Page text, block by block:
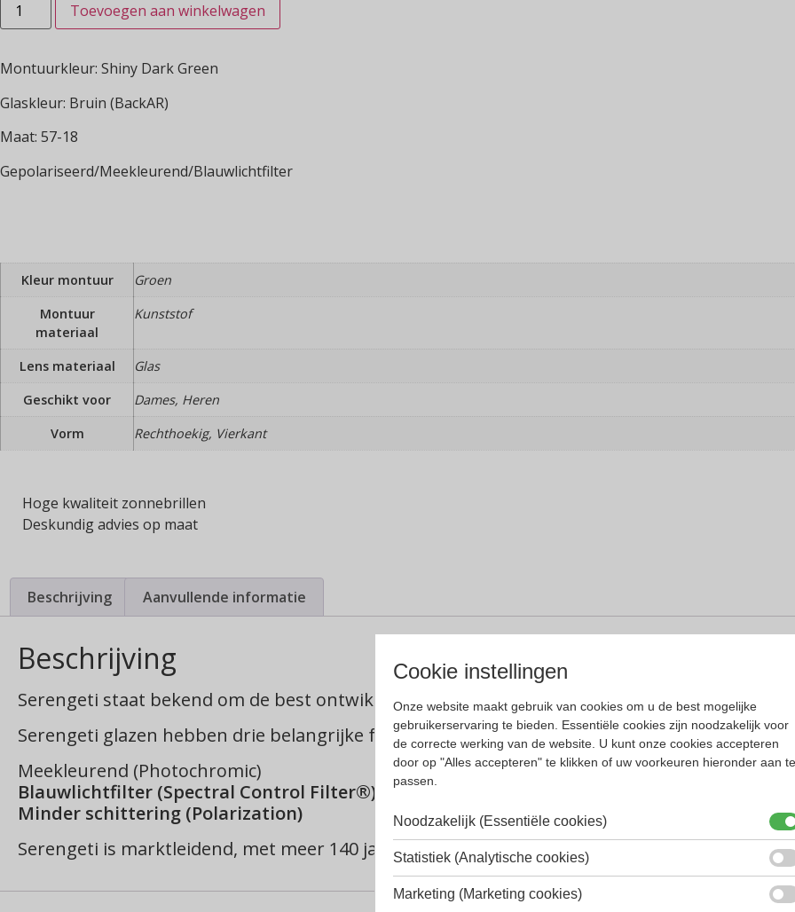
Toevoegen aan winkelwagen
Montuurkleur: Shiny Dark Green
Glaskleur: Bruin (BackAR)
Maat: 57-18
Gepolariseerd/Meekleurend/Blauwlichtfilter
Kleur montuur
Groen
Montuur
materiaal
Kunststof
Lens materiaal
Glas
Geschikt voor
Dames, Heren
Vorm
Rechthoekig, Vierkant
Hoge kwaliteit zonnebrillen
Deskundig advies op maat
Beschrijving Aanvullende informatie
Beschrijving
Serengeti staat bekend om de best ontwikkelde glazen.
Serengeti glazen hebben drie belangrijke functies in één glas:
Meekleurend (Photochromic)
Blauwlichtfilter (Spectral Control Filter®)
Minder schittering (Polarization)
Serengeti is marktleidend, met meer 140 jaar aan ervaring.
Cookie instellingen
Onze website maakt gebruik van cookies om u de best mogelijke
gebruikerservaring te bieden. Essentiële cookies zijn noodzakelijk voor
de correcte werking van de website. U kunt onze cookies accepteren
door op "Alles accepteren" te klikken of uw voorkeuren hieronder aan te
passen.
Noodzakelijk (Essentiële cookies)
Statistiek (Analytische cookies)
Marketing (Marketing cookies)